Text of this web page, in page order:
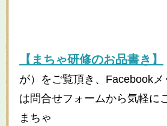
【まちゃ研修のお品書き】
が）をご覧頂き、Facebook
は問合せフォームから気軽に
まちゃ